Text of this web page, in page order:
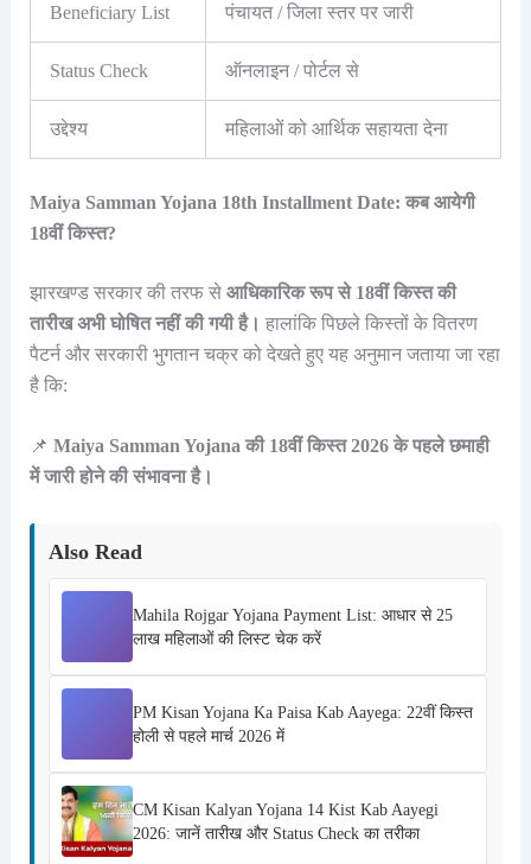
Beneficiary List पंचायत / जिला स्तर पर जारी
Status Check ऑनलाइन / पोर्टल से
उद्देश्य महिलाओं को आर्थिक सहायता देना
Maiya Samman Yojana 18th Installment Date: कब आयेगी
18वीं किस्त?
झारखण्ड सरकार की तरफ से आधिकारिक रूप से 18वीं किस्त की
तारीख अभी घोषित नहीं की गयी है। हालांकि पिछले किस्तों के वितरण
पैटर्न और सरकारी भुगतान चक्र को देखते हुए यह अनुमान जताया जा रहा
है कि:
📌 Maiya Samman Yojana की 18वीं किस्त 2026 के पहले छमाही
में जारी होने की संभावना है।
Also Read
Mahila Rojgar Yojana Payment List: आधार से 25
लाख महिलाओं की लिस्ट चेक करें
PM Kisan Yojana Ka Paisa Kab Aayega: 22वीं किस्त
होली से पहले मार्च 2026 में
CM Kisan Kalyan Yojana 14 Kist Kab Aayegi
2026: जानें तारीख और Status Check का तरीका